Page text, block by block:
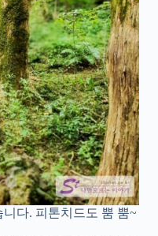
다. 피톤치드도 뿜 뿜~